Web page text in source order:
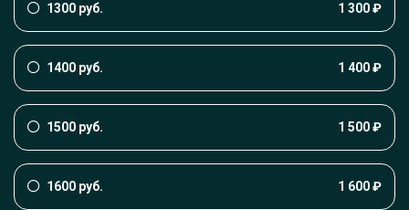
1300 руб. 1 300 ₽
1400 руб. 1 400 ₽
1500 руб. 1 500 ₽
1600 руб. 1 600 ₽